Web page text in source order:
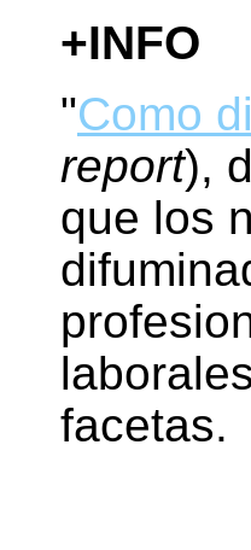
+INFO
"Como
report),
que los
facetas.